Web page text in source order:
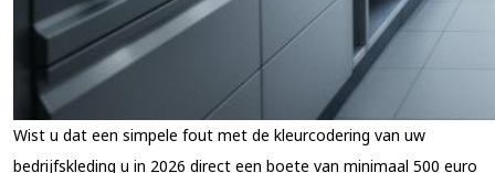
Wist u dat een simpele fout met de kleurcodering van uw
bedrijfskleding u in 2026 direct een boete van minimaal 500 euro